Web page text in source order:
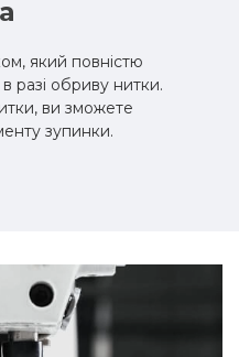
який повністю
разі обриву нитки.
ви зможете
зупинки.